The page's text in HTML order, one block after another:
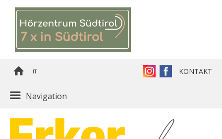
IT KONTAKT
Navigation